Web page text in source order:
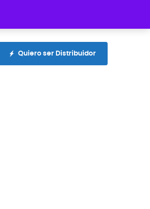
Quiero ser Distribuidor